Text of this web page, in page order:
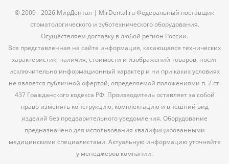
© 2009 - 2026 МирДентал | MirDental.ru Федеральный поставщик
стоматологического и зуботехнического оборудования.
Осуществляем доставку в любой регион России.
Вся представленная на сайте информация, касающаяся технических
характеристик, наличия, стоимости и изображений товаров, носит
исключительно информационный характер и ни при каких условиях
не является публичной офертой, определяемой положениями п. 2 ст.
437 Гражданского кодекса РФ. Производитель оставляет за собой
право изменять конструкцию, комплектацию и внешний вид
изделий без предварительного уведомления. Оборудование
предназначено для использования квалифицированными
медицинскими специалистами. Актуальную информацию уточняйте
у менеджеров компании.